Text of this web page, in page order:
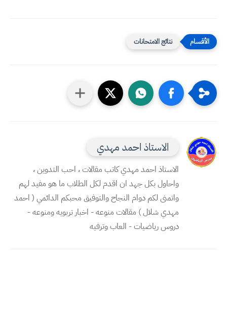
نتائج الامتحانات
الاستاذ احمد مهدي
الاستاذ احمد مهدي كاتب مقالات ، احب التدوين ،
واحاول بكل جهد ان اقدم لكل الطلاب ما هو مفيد لهم
واتمنى لكم دوام النجاح والتوفيق محبكم الدائمي ( احمد
مهدي شلال ) مقالات منوعه - اخبار تربويه ومنوعه -
دروس رياضيات - العاب وترفيه